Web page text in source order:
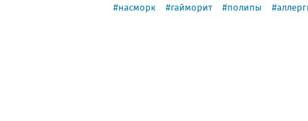
насморк гайморит полипы